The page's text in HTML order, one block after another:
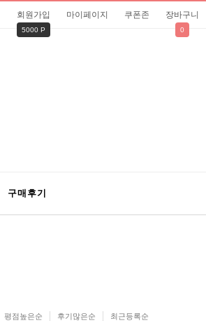
회원가입
5000 P
마이페이지 쿠폰존 장바구니
0
구매후기
평점높은순 후기많은순 최근등록순